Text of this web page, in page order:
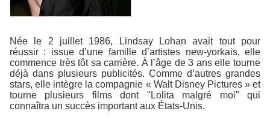
Née le 2 juillet 1986, Lindsay Lohan avait tout pour
réussir : issue d’une famille d’artistes new-yorkais, elle
commence très tôt sa carrière. À l’âge de 3 ans elle tourne
déjà dans plusieurs publicités. Comme d’autres grandes
stars, elle intègre la compagnie « Walt Disney Pictures » et
tourne plusieurs films dont "Lolita malgré moi" qui
connaîtra un succès important aux États-Unis.